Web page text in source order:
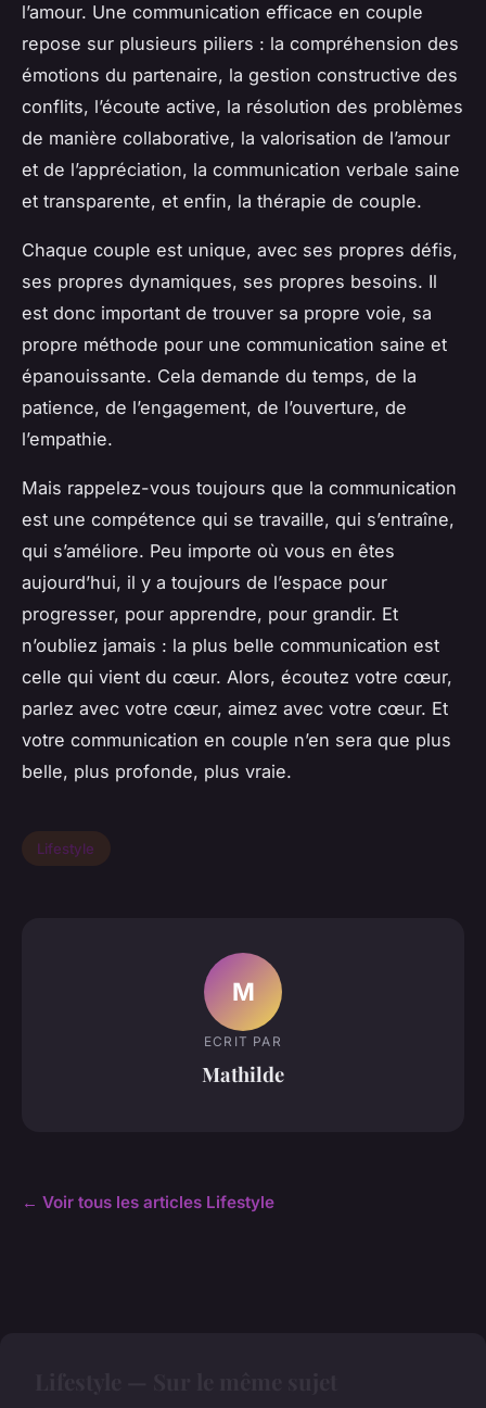
l’amour. Une communication efficace en couple
repose sur plusieurs piliers : la compréhension des
émotions du partenaire, la gestion constructive des
conflits, l’écoute active, la résolution des problèmes
de manière collaborative, la valorisation de l’amour
et de l’appréciation, la communication verbale saine
et transparente, et enfin, la thérapie de couple.
Chaque couple est unique, avec ses propres défis,
ses propres dynamiques, ses propres besoins. Il
est donc important de trouver sa propre voie, sa
propre méthode pour une communication saine et
épanouissante. Cela demande du temps, de la
patience, de l’engagement, de l’ouverture, de
l’empathie.
Mais rappelez-vous toujours que la communication
est une compétence qui se travaille, qui s’entraîne,
qui s’améliore. Peu importe où vous en êtes
aujourd’hui, il y a toujours de l’espace pour
progresser, pour apprendre, pour grandir. Et
n’oubliez jamais : la plus belle communication est
celle qui vient du cœur. Alors, écoutez votre cœur,
parlez avec votre cœur, aimez avec votre cœur. Et
votre communication en couple n’en sera que plus
belle, plus profonde, plus vraie.
Lifestyle
M
ECRIT PAR
Mathilde
← Voir tous les articles Lifestyle